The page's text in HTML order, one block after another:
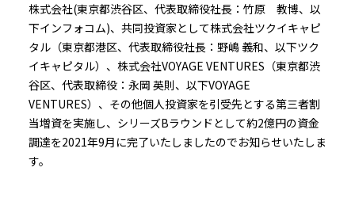
株式会社(東京都渋谷区、代表取締役社長：竹原 教博、以
下インフォコム)、共同投資家として株式会社ツクイキャピ
タル（東京都港区、代表取締役社長：野嶋 義和、以下ツク
イキャピタル）、株式会社VOYAGE VENTURES（東京都渋
谷区、代表取締役：永岡 英則、以下VOYAGE
VENTURES）、その他個人投資家を引受先とする第三者割
当増資を実施し、シリーズBラウンドとして約2億円の資金
調達を2021年9月に完了いたしましたのでお知らせいたしま
す。